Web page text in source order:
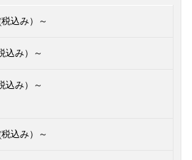
込み）～
込み）～
込み）～
込み）～